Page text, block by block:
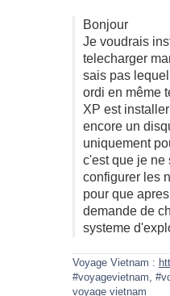
Bonjour
Je voudrais
telecharger
sais pas
ordi en même
XP est
encore un
uniquement
c'est que je ne
configurer les
pour que
demande de
systeme
Voyage Vietnam :
#voyagevietnam,
voyage vietnam